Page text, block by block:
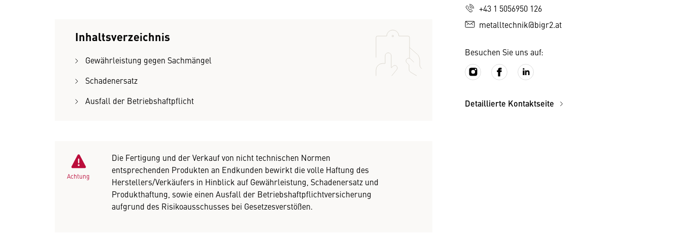
Inhaltsverzeichnis
Gewährleistung gegen Sachmängel
Schadenersatz
Ausfall der Betriebshaftpflicht
Achtung
Die Fertigung und der Verkauf von nicht technischen Normen
entsprechenden Produkten an Endkunden bewirkt die volle Haftung des
Herstellers/Verkäufers in Hinblick auf Gewährleistung, Schadenersatz und
Produkthaftung, sowie einen Ausfall der Betriebshaftpflichtversicherung
aufgrund des Risikoausschusses bei Gesetzesverstößen.
+43 1 5056950 126
metalltechnik@bigr2.at
Besuchen Sie uns auf:
Detaillierte Kontaktseite